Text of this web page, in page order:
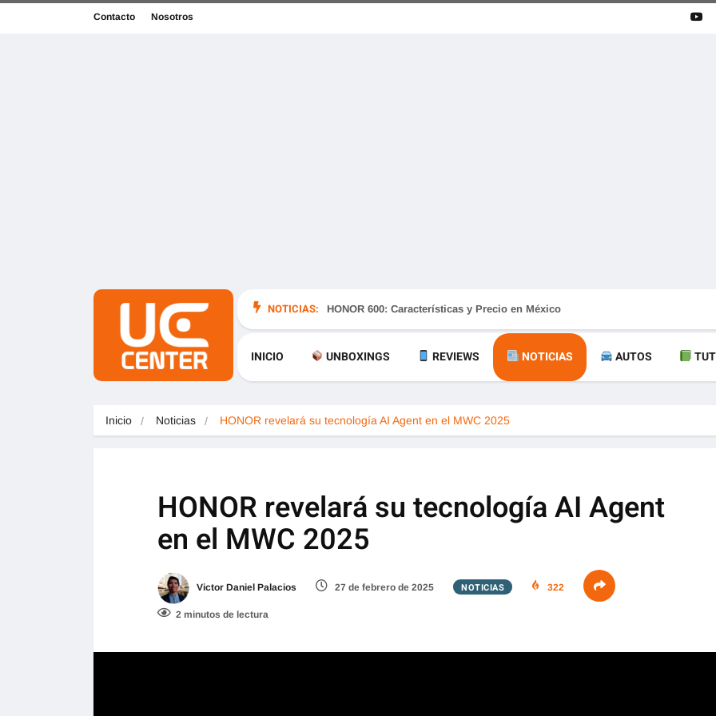
Contacto Nosotros
NOTICIAS: HONOR 600: Características y Precio en México
INICIO UNBOXINGS REVIEWS NOTICIAS AUTOS
Inicio Noticias HONOR revelará su tecnología AI Agent en el MWC 2025
HONOR revelará su tecnología AI Agent
en el MWC 2025
Victor Daniel Palacios 27 de febrero de 2025 NOTICIAS 322
2 minutos de lectura